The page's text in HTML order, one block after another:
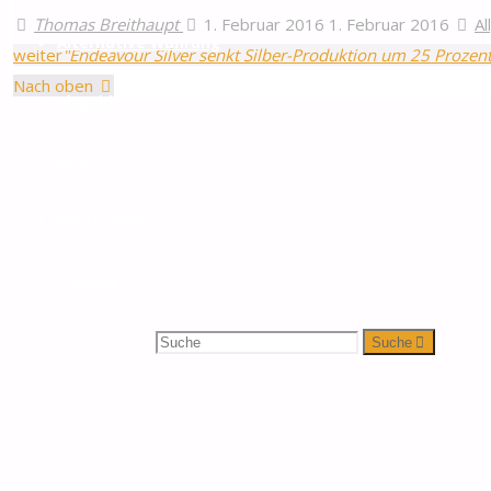
Suche
Thomas Breithaupt 1. Februar 2016 1. Februar 2016
weiter"Endeavour Silver senkt Silber-Produktion um 25
Nach oben